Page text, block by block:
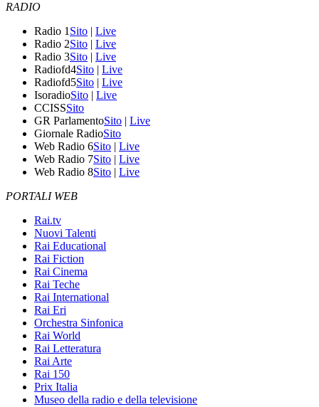
RADIO
Radio 1 Sito | Live
Radio 2Sito | Live
Radio 3Sito | Live
Radiofd4Sito | Live
Radiofd5Sito | Live
IsoradioSito | Live
CCISSSito
GR ParlamentoSito | Live
Giornale RadioSito
Web Radio 6Sito | Live
Web Radio 7Sito | Live
Web Radio 8Sito | Live
PORTALI WEB
Rai.tv
Nuovi Talenti
Rai Educational
Rai Fiction
Rai Cinema
Rai Teche
Rai International
Rai Eri
Orchestra Sinfonica
Rai World
Rai Letteratura
Rai Arte
Rai 150
Prix Italia
Museo della radio e della televisione